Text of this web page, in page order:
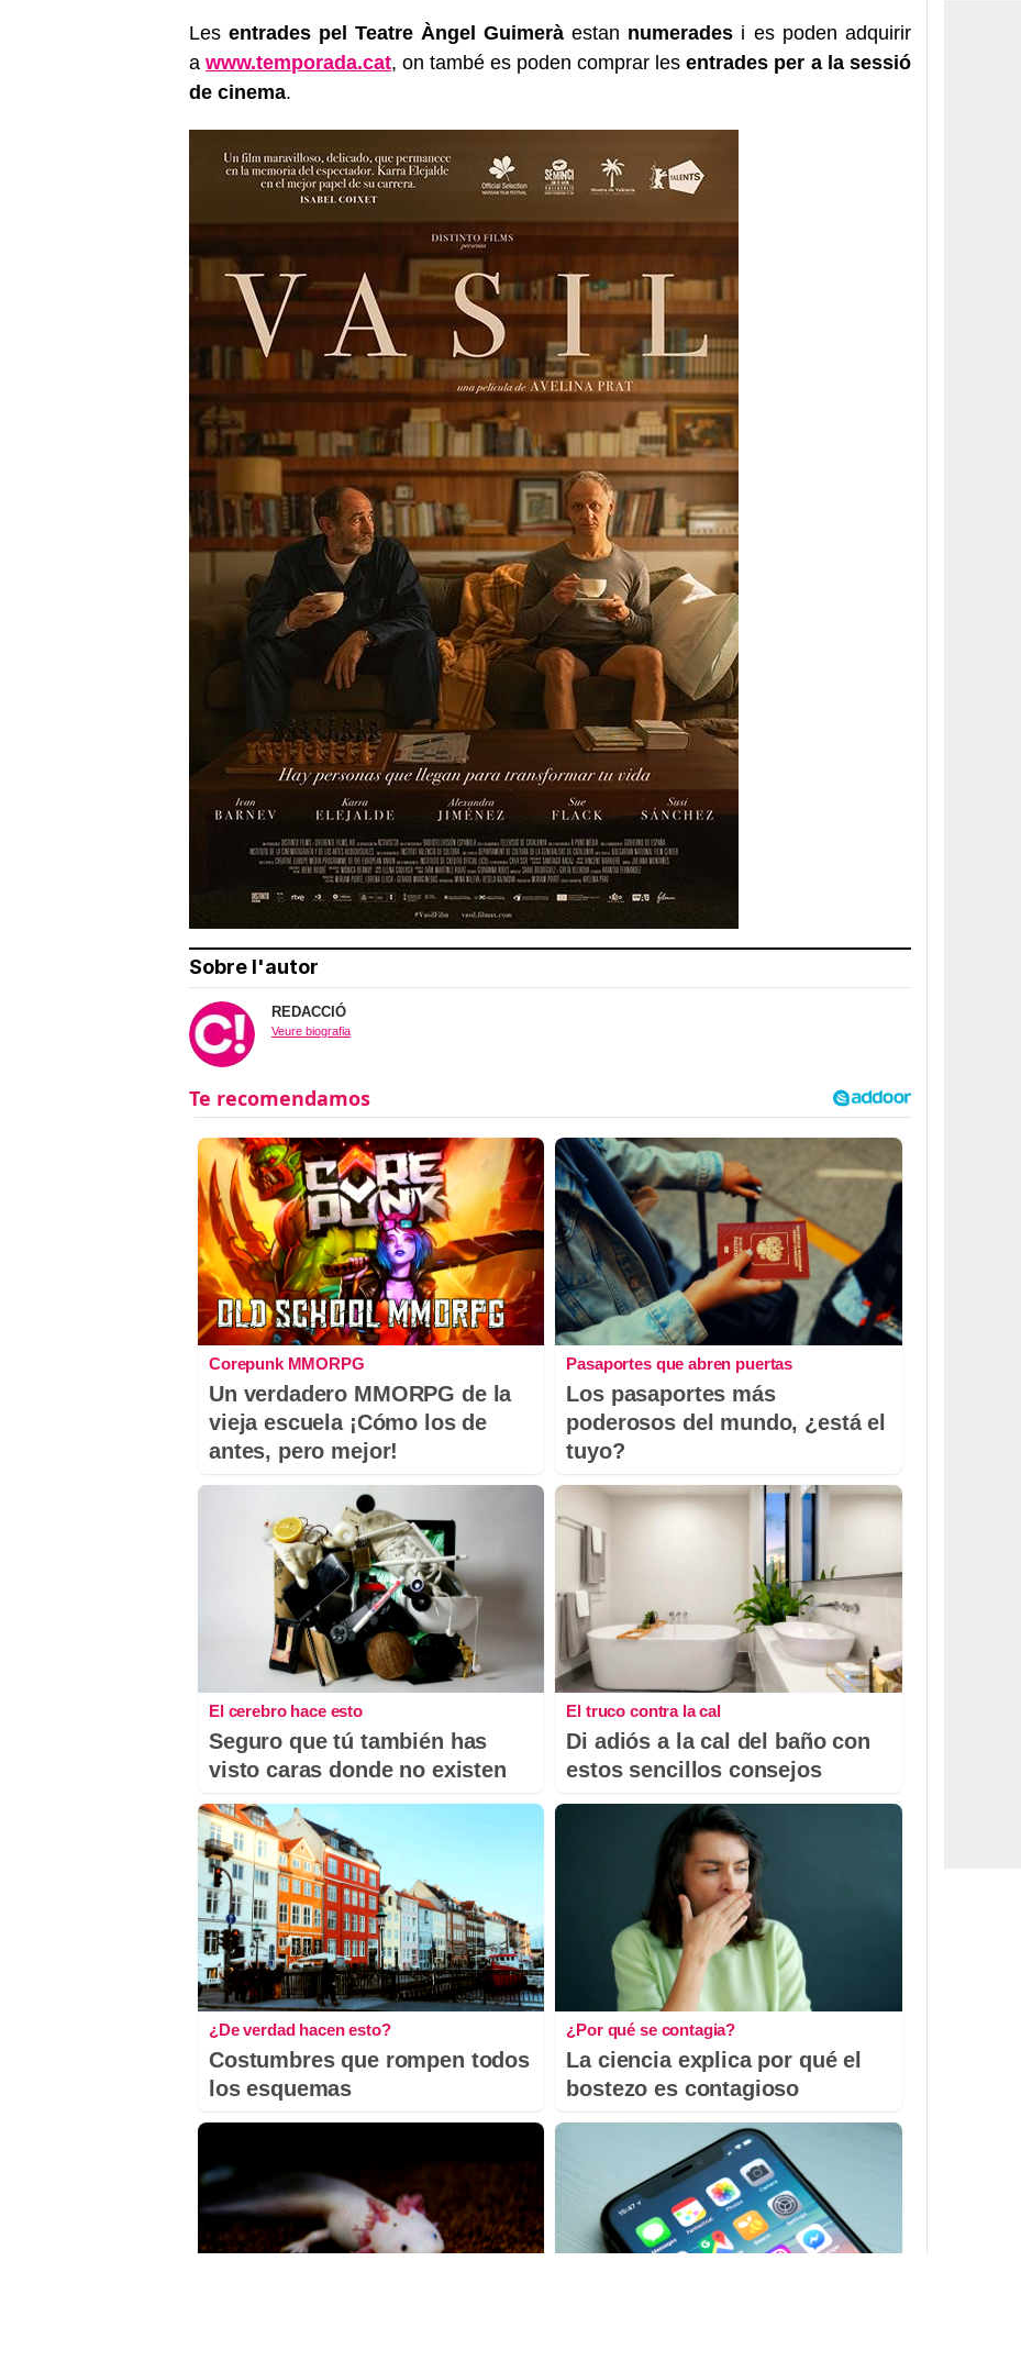
Lesentrades pel Teatre Àngel Guimerà estan numerades i es poden adquirir
awww.temporada.cat, on també es poden comprar les entrades per a la sessió
de cinema.
Sobre l'autor
REDACCIÓ
Veure biografia
Corepunk MMORPG
Un verdadero MMORPG de la
vieja escuela ¡Cómo los de
antes, pero mejor!
Pasaportes que abren puertas
Los pasaportes más
poderosos del mundo, ¿está el
tuyo?
El cerebro hace esto
Seguro que tú también has
visto caras donde no existen
El truco contra la cal
Di adiós a la cal del baño con
estos sencillos consejos
¿De verdad hacen esto?
Costumbres que rompen todos
los esquemas
¿Por qué se contagia?
La ciencia explica por qué el
bostezo es contagioso